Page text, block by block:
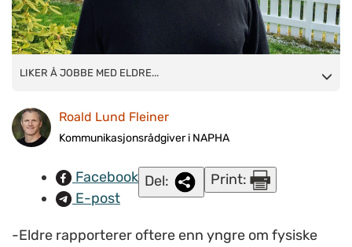
LIKER Å JOBBE MED ELDRE: -Man må jobbe tverrfaglig, og får
hos denne gruppen. Dessuten er eldre ofte takknemlige og
samarbeidsvillige, en flott gruppe å jobbe med, mener Kenneth
LIKER Å JOBBE MED ELDRE...
Roald Lund Fleiner
Kommunikasjonsrådgiver i NAPHA
Facebook
E-post
Del: Print:
-Eldre rapporterer oftere enn yngre om fysiske